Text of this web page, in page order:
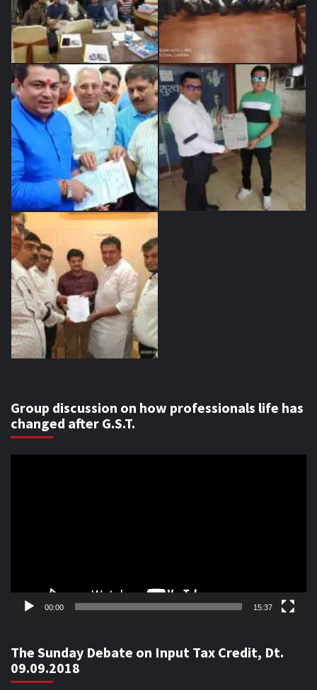
Group discussion on how professionals life has
changed after G.S.T.
00:00 15:37
The Sunday Debate on Input Tax Credit, Dt.
09.09.2018